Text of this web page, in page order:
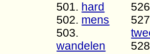
501. hard
502. mens
503.
wandelen